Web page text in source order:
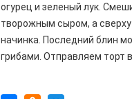
огурец и зеленый лук.
творожным сыром, а
начинка. Последний блин
грибами. Отправляем торт